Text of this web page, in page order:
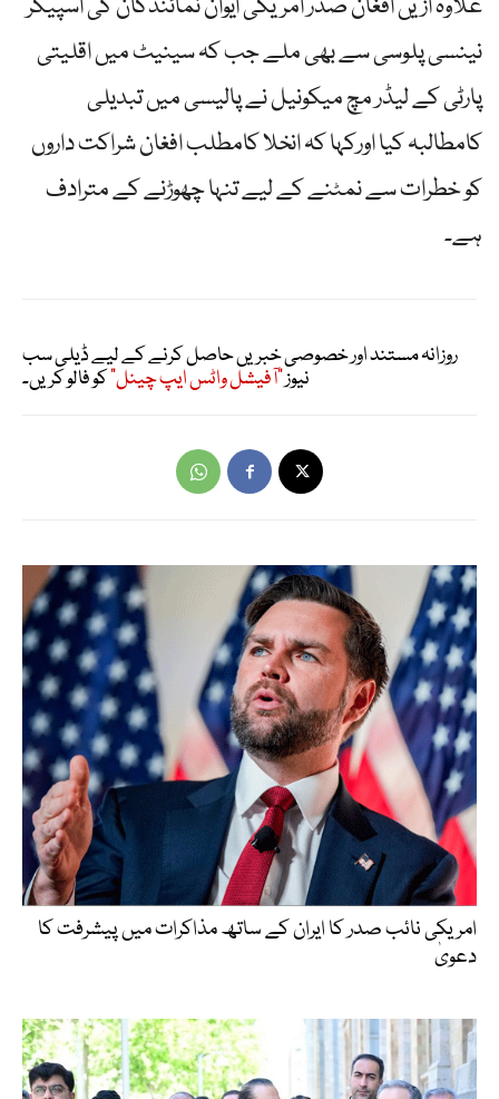
علاوہ ازیں افغان صدر امریکی ایوان نمائندگان کی اسپیکر
نینسی پلوسی سے بھی ملے جب کہ سینیٹ میں اقلیتی
پارٹی کے لیڈر مچ میکونیل نے پالیسی میں تبدیلی
کامطالبہ کیا اورکہا کہ انخلا کامطلب افغان شراکت داروں
کو خطرات سے نمٹنے کے لیے تنہا چھوڑنے کے مترادف
ہے۔
روزانہ مستند اور خصوصی خبریں حاصل کرنے کے لیے ڈیلی سب
نیوز"آفیشل واٹس ایپ چینل"کو فالو کریں۔
امریکی نائب صدر کا ایران کے ساتھ مذاکرات میں پیشرفت کا
دعویٰ